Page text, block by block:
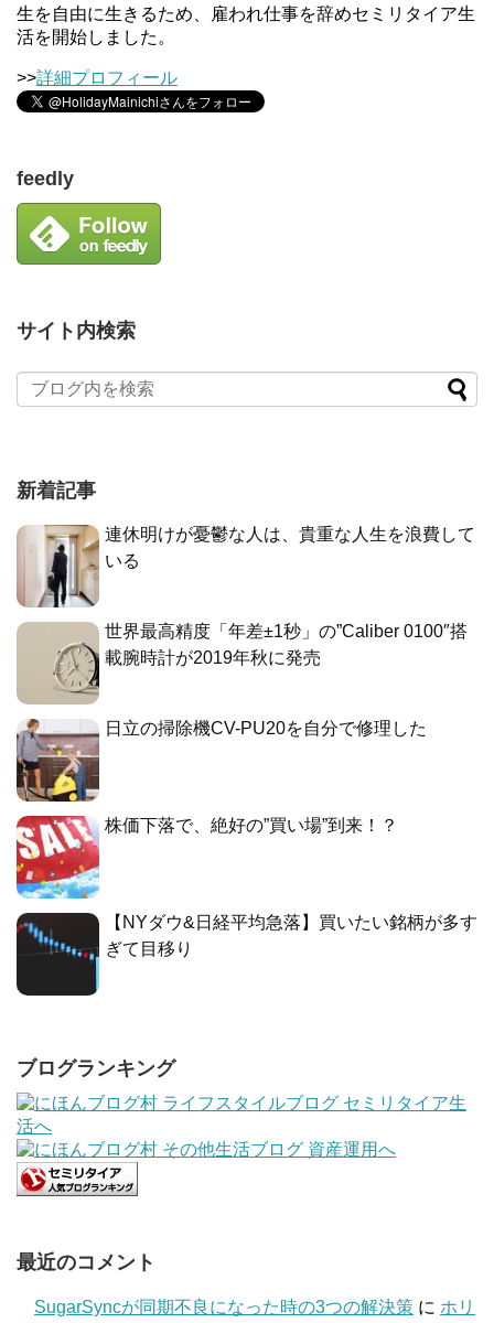
生を自由に生きるため、雇われ仕事を辞めセミリタイア生
活を開始しました。
>>詳細プロフィール
feedly
サイト内検索
新着記事
連休明けが憂鬱な人は、貴重な人生を浪費して
いる
世界最高精度「年差±1秒」の”Caliber 0100″搭
載腕時計が2019年秋に発売
日立の掃除機CV-PU20を自分で修理した
株価下落で、絶好の”買い場”到来！？
【NYダウ&日経平均急落】買いたい銘柄が多す
ぎて目移り
ブログランキング
最近のコメント
SugarSyncが同期不良になった時の3つの解決策 に ホリ